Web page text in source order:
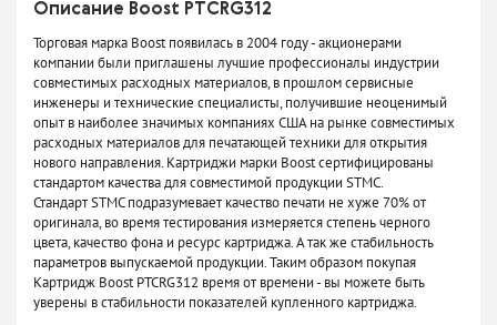
Описание Boost PTCRG312
Торговая марка Boost появилась в 2004 году - акционерами
компании были приглашены лучшие профессионалы индустрии
совместимых расходных материалов, в прошлом сервисные
инженеры и технические специалисты, получившие неоценимый
опыт в наиболее значимых компаниях США на рынке совместимых
расходных материалов для печатающей техники для открытия
нового направления. Картриджи марки Boost сертифицированы
стандартом качества для совместимой продукции STMC.
Стандарт STMC подразумевает качество печати не хуже 70% от
оригинала, во время тестирования измеряется степень черного
цвета, качество фона и ресурс картриджа. А так же стабильность
параметров выпускаемой продукции. Таким образом покупая
Картридж Boost PTCRG312 время от времени - вы можете быть
уверены в стабильности показателей купленного картриджа.